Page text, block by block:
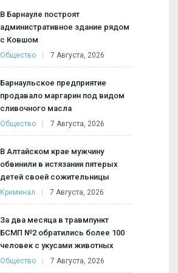
В Барнауле построят
административное здание рядом
с Ковшом
Общество 7 Августа, 2026
Барнаульское предприятие
продавало маргарин под видом
сливочного масла
Общество 7 Августа, 2026
В Алтайском крае мужчину
обвинили в истязании пятерых
детей своей сожительницы
Криминал 7 Августа, 2026
За два месяца в травмпункт
БСМП №2 обратились более 100
человек с укусами животных
Общество 7 Августа, 2026